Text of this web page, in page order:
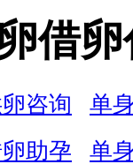
借
咨询 单
助孕 单